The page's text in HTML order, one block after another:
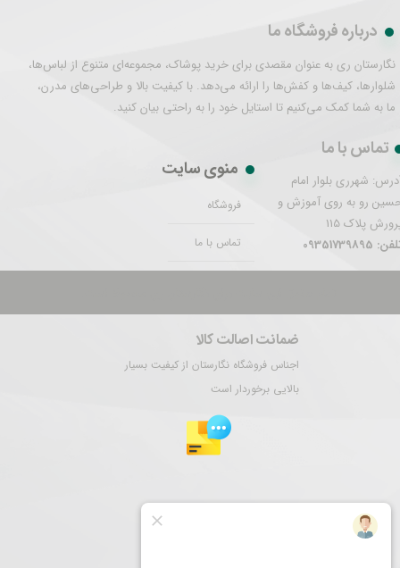
ضمانت اصالت کالا
اجناس فروشگاه نگارستان از کیفیت بسیار
بالایی برخوردار است
درباره فروشگاه ما
نگارستان ری به عنوان مقصدی برای خرید پوشاک، مجموعه‌ای متنوع از لباس‌ها،
شلوارها، کیف‌ها و کفش‌ها را ارائه می‌دهد. با کیفیت بالا و طراحی‌های مدرن،
ما به شما کمک می‌کنیم تا استایل خود را به راحتی بیان کنید.
تماس با ما
شهرری بلوار امام
رو به روی آموزش و
پلاک 115
09351739895
منوی سایت
فروشگاه
تماس با ما